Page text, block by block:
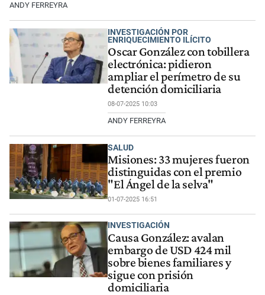
ANDY FERREYRA
INVESTIGACIÓN POR
ENRIQUECIMIENTO ILÍCITO
Oscar González con tobillera
electrónica: pidieron
ampliar el perímetro de su
detención domiciliaria
08-07-2025 10:03
ANDY FERREYRA
SALUD
Misiones: 33 mujeres fueron
distinguidas con el premio
"El Ángel de la selva"
01-07-2025 16:51
INVESTIGACIÓN
Causa González: avalan
embargo de USD 424 mil
sobre bienes familiares y
sigue con prisión
domiciliaria